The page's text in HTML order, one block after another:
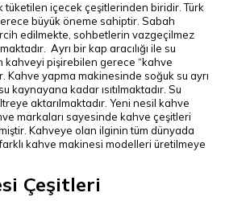
tüketilen içecek çeşitlerinden biridir. Türk
büyük öneme sahiptir. Sabah
edilmekte, sohbetlerin vazgeçilmez
Ayrı bir kap aracılığı ile su
kahveyi pişirebilen gerece “kahve
Kahve yapma makinesinde soğuk su ayrı
kaynayana kadar ısıtılmaktadır. Su
aktarılmaktadır. Yeni nesil kahve
markaları sayesinde kahve çeşitleri
Kahveye olan ilginin tüm dünyada
kahve makinesi modelleri üretilmeye
Çeşitleri